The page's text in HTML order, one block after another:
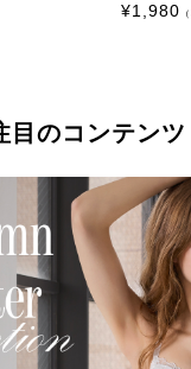
¥1,980
目のコンテンツ